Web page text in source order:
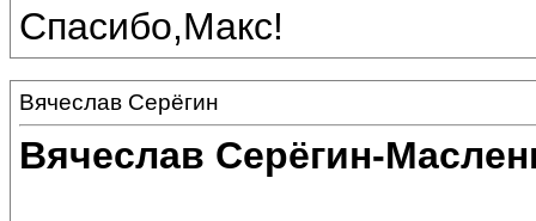
Спасибо,Макс!
Вячеслав Серёгин
Вячеслав Серёгин-